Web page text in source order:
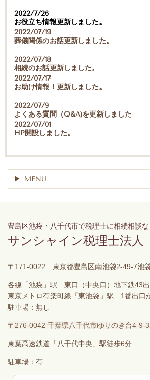
2022/7/26
お役立ち情報更新しました。
2022/07/19
葬儀関係のお話更新しました。
2022/07/18
相続のお話更新しました。
2022/07/17
お助け情報！更新しました。
2022/07/9
よくある質問（Q&A)を更新しました
2022/07/01
HP開設しました。
MENU
豊島区池袋・八千代市で税理士に相続相談な
サンシャイン税理士法人
〒171-0022 東京都豊島区南池袋2-49-7池
各線「池袋」駅 東口（中央口）地下鉄43
東京メトロ有楽町線「東池袋」駅 1番出口
駐車場：無し
〒276-0042 千葉県八千代市ゆりのき台4-9-
東葉高速鉄道「八千代中央」駅徒歩6分
駐車場：有